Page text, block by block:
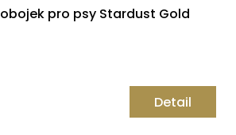
pro psy Stardust Gold
Detail